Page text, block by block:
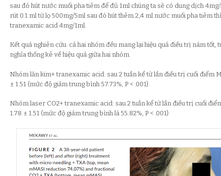
sau đó hút nước muối pha tiêm để đủ 1ml chúng ta sẽ có dung dịch
rút 0.1 ml từ lọ 500mg/5ml sau đó hút thêm 2,4 ml nước muối pha tiêm
tranexamic acid 4mg/1ml.
Kết quả nghiên cứu: cả hai nhóm đều mang lại hiệu quả điều trị nám tốt,
nghĩa thống kê về hiệu quả giữa hai nhóm.
Nhóm lăn kim+ tranexamic acid: sau 2 tuần kể từ lần điều trị cuối điểm
± 1.51 (mức độ giảm trung bình 57.73%, P < .001).
Nhóm laser CO2+ tranexamic acid: sau 2 tuần kể từ lần điều trị cuối
1.78 ± 1.51 (mức độ giảm trung bình là 55.82%, P < .001)